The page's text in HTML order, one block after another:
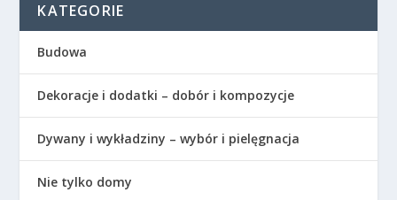
KATEGORIE
Budowa
Dekoracje i dodatki – dobór i kompozycje
Dywany i wykładziny – wybór i pielęgnacja
Nie tylko domy